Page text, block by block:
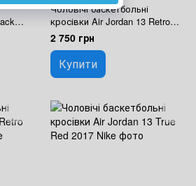
Чоловічі баскетбольні
кросівки Air Jordan 13 Retro
"countdown Pack' Nike
2 750 грн
Купити